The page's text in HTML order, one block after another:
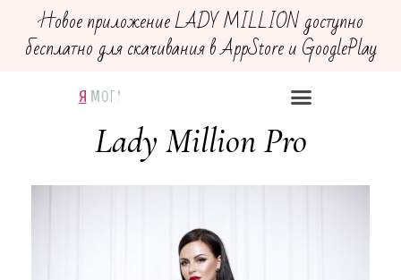
Новое приложение LADY MILLION доступно
бесплатно для скачивания в AppStore и GooglePlay
Я ВЕРЮ
ХОЧУ
МОГУ
ДЕЙС
Lady Million Pro